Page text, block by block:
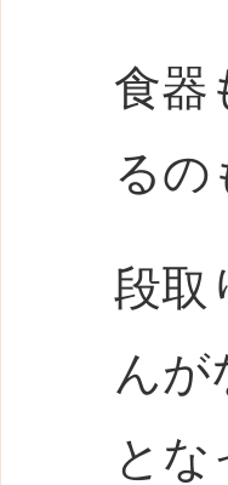
食器
るの
段取
んが
と